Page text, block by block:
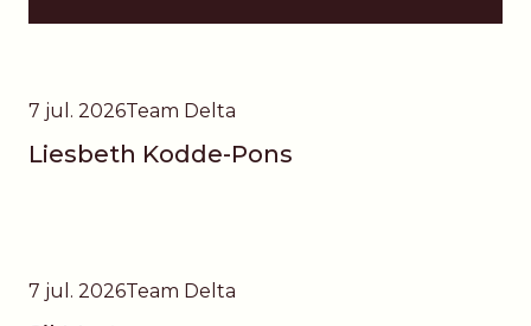
7 jul. 2026Team Delta
Liesbeth Kodde-Pons
7 jul. 2026Team Delta